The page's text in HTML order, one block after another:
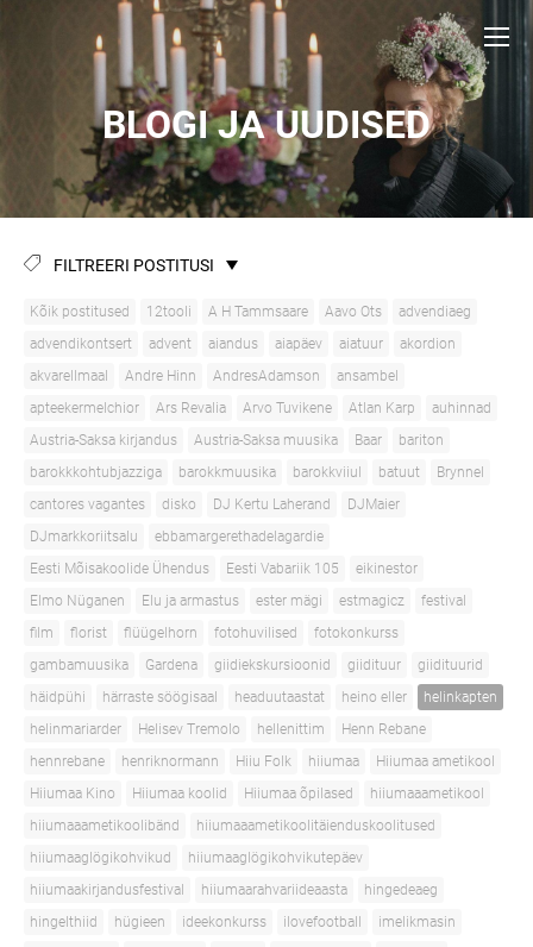
BLOGI JA UUDISED
FILTREERI POSTITUSI
Kõik postitused 12tooli A H Tammsaare Aavo Ots
advendiaeg
advendikontsert
advent aiandus aiapäev aiatuur
akordion
akvarellmaal
Andre Hinn AndresAdamson
ansambel
apteekermelchior
Ars Revalia Arvo Tuvikene Atlan Karp
auhinnad
Austria-Saksa kirjandus
Austria-Saksa muusika Baar
bariton
barokkkohtubjazziga
barokkmuusika barokkviiul batuut
Brynnel
cantores vagantes
disko DJ Kertu Laherand
DJMaier
DJmarkkoriitsalu
ebbamargerethadelagardie
Eesti Mõisakoolide Ühendus
Eesti Vabariik 105
eikinestor
Elmo Nüganen
Elu ja armastus ester mägi estmagicz
festival
film
florist flüügelhorn fotohuvilised
fotokonkurss
gambamuusika
Gardena giidiekskursioonid giidituur
giidituurid
häidpühi
härraste söögisaal headuutaastat heino eller
helinkapten
helinmariarder
Helisev Tremolo hellenittim
Henn Rebane
hennrebane
henriknormann Hiiu Folk hiiumaa
Hiiumaa ametikool
Hiiumaa Kino
Hiiumaa koolid Hiiumaa õpilased
hiiumaaametikool
hiiumaaametikoolibänd
hiiumaaametikoolitäienduskoolitused
hiiumaaglögikohvikud
hiiumaaglögikohvikutepäev
hiiumaakirjandusfestival
hiiumaarahvariideaasta
hingedeaeg
hingelthiid
hügieen ideekonkurss ilovefootball
imelikmasin